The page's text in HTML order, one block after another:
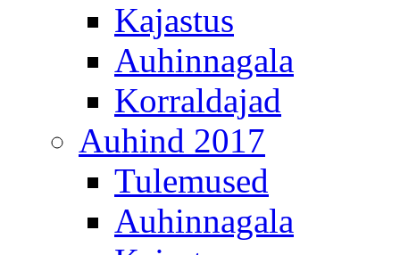
Kajastus
Auhinnagala
Korraldajad
Auhind 2017
Tulemused
Auhinnagala